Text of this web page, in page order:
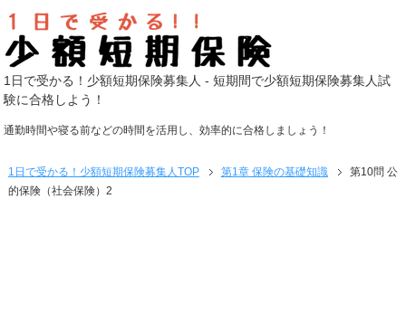
1日で受かる！少額短期保険募集人 - 短期間で少額短期保険募集人試
験に合格しよう！
通勤時間や寝る前などの時間を活用し、効率的に合格しましょう！
1日で受かる！少額短期保険募集人TOP 第1章 保険の基礎知識
第10問 公
的保険（社会保険）2